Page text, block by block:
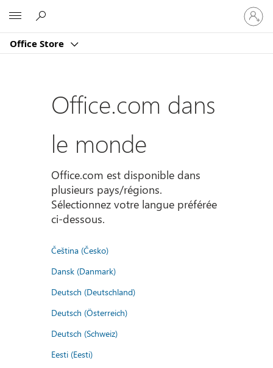
Office Store
vous
à
compte
Office.com dans
le monde
Office.com est disponible dans
plusieurs pays/régions.
Sélectionnez votre langue préférée
ci-dessous.
Čeština (Česko)
Dansk (Danmark)
Deutsch (Deutschland)
Deutsch (Österreich)
Deutsch (Schweiz)
Eesti (Eesti)